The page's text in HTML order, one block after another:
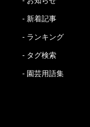
- 新着記事
- ランキング
- タグ検索
- 園芸用語集